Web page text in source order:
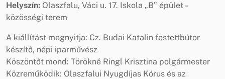
Helyszín: Olaszfalu, Váci u. 17. Iskola „B” épület –
közösségi terem
A kiállítást megnyitja: Cz. Budai Katalin festettbútor
készítő, népi iparművész
Köszöntőt mond: Törökné Ringl Krisztina polgármester
Közreműködik: Olaszfalui Nyugdíjas Kórus és az